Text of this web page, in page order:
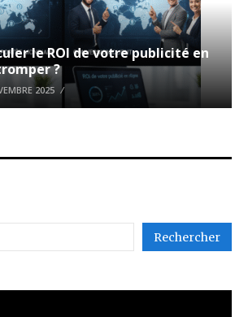
le ROI de votre publicité en
?
2025
Rechercher